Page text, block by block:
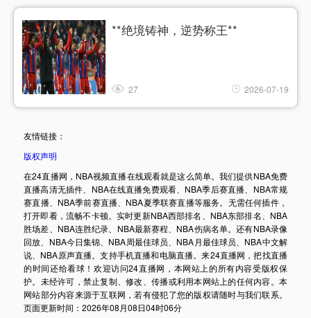
**绝境铸神，逆势称王**
27 2026-07-19
友情链接：
版权声明
在24直播网，NBA视频直播在线观看就是这么简单。我们提供NBA免费
直播高清无插件、NBA在线直播免费观看、NBA季后赛直播、NBA常规
赛直播、NBA季前赛直播、NBA夏季联赛直播等服务。无需任何插件，
打开即看，流畅不卡顿。实时更新NBA西部排名、NBA东部排名、NBA
胜场差、NBA连胜纪录、NBA最新赛程、NBA伤病名单。还有NBA录像
回放、NBA今日集锦、NBA周最佳球员、NBA月最佳球员、NBA中文解
说、NBA原声直播。支持手机直播和电脑直播。来24直播网，把找直播
的时间还给看球！欢迎访问24直播网，本网站上的所有内容受版权保
护。未经许可，禁止复制、修改、传播或利用本网站上的任何内容。本
网站部分内容来源于互联网，若有侵犯了您的版权请随时与我们联系。
页面更新时间：2026年08月08日04时06分